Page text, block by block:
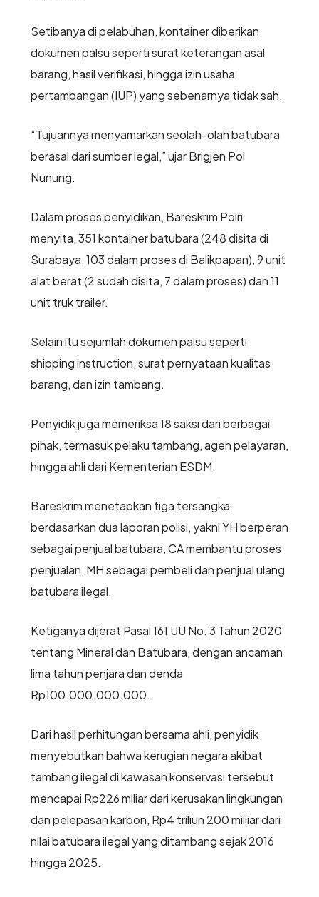
Setibanya di pelabuhan, kontainer diberikan
dokumen palsu seperti surat keterangan asal
barang, hasil verifikasi, hingga izin usaha
pertambangan (IUP) yang sebenarnya tidak sah.
“Tujuannya menyamarkan seolah-olah batubara
berasal dari sumber legal,” ujar Brigjen Pol
Nunung.
Dalam proses penyidikan, Bareskrim Polri
menyita, 351 kontainer batubara (248 disita di
Surabaya, 103 dalam proses di Balikpapan), 9 unit
alat berat (2 sudah disita, 7 dalam proses) dan 11
unit truk trailer.
Selain itu sejumlah dokumen palsu seperti
shipping instruction, surat pernyataan kualitas
barang, dan izin tambang.
Penyidik juga memeriksa 18 saksi dari berbagai
pihak, termasuk pelaku tambang, agen pelayaran,
hingga ahli dari Kementerian ESDM.
Bareskrim menetapkan tiga tersangka
berdasarkan dua laporan polisi, yakni YH berperan
sebagai penjual batubara, CA membantu proses
penjualan, MH sebagai pembeli dan penjual ulang
batubara ilegal.
Ketiganya dijerat Pasal 161 UU No. 3 Tahun 2020
tentang Mineral dan Batubara, dengan ancaman
lima tahun penjara dan denda
Rp100.000.000.000.
Dari hasil perhitungan bersama ahli, penyidik
menyebutkan bahwa kerugian negara akibat
tambang ilegal di kawasan konservasi tersebut
mencapai Rp226 miliar dari kerusakan lingkungan
dan pelepasan karbon, Rp4 triliun 200 miliiar dari
nilai batubara ilegal yang ditambang sejak 2016
hingga 2025.